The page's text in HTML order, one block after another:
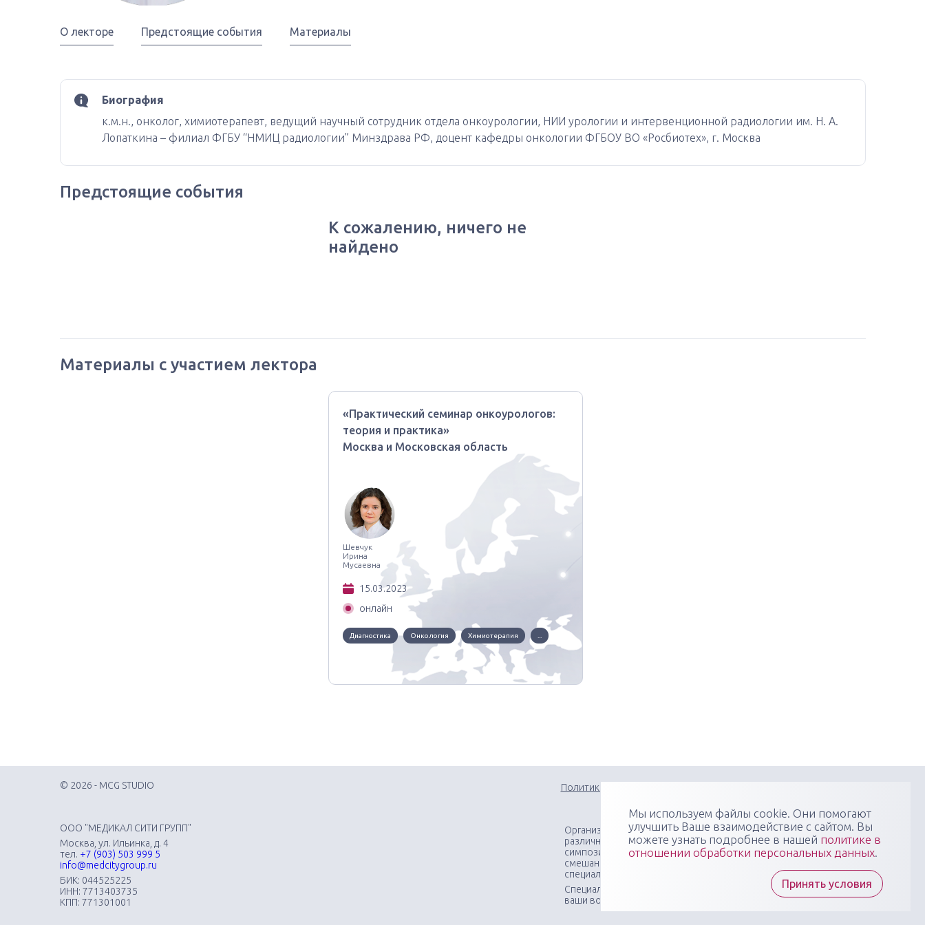
О лекторе Предстоящие события Материалы
Биография
к.м.н., онколог, химиотерапевт, ведущий научный сотрудник отдела онкоурологии, НИИ урологии и интервенционной радиологии им. Н. А.
Лопаткина – филиал ФГБУ “НМИЦ радиологии” Минздрава РФ, доцент кафедры онкологии ФГБОУ ВО «Росбиотех», г. Москва
Предстоящие события
К сожалению, ничего не
найдено
Материалы с участием лектора
«Практический семинар онкоурологов:
теория и практика»
Москва и Московская область
Шевчук
Ирина
Мусаевна
15.03.2023
онлайн
Диагностика Онкология Химиотерапия ...
© 2026 - MCG STUDIO Политика конфиденциальности
ООО "МЕДИКАЛ СИТИ ГРУПП"
Москва, ул. Ильинка, д. 4
тел. +7 (903) 503 999 5
info@medcitygroup.ru
БИК: 044525225
ИНН: 7713403735
КПП: 771301001
Организация научно-практических медицинских мероприятий
различного профиля: конгрессов, форумов, конференций,
симпозиумов, вебинаров, мастер-классов в очных, онлайн- и
смешанных форматах, повышающих компетенции медицинских
специалистов
Специалисты "Медикал Сити Групп" всегда готовы ответить на
ваши вопросы
Мы используем файлы cookie. Они помогают
улучшить Ваше взаимодействие с сайтом. Вы
можете узнать подробнее в нашей политике в
отношении обработки персональных данных.
Принять условия